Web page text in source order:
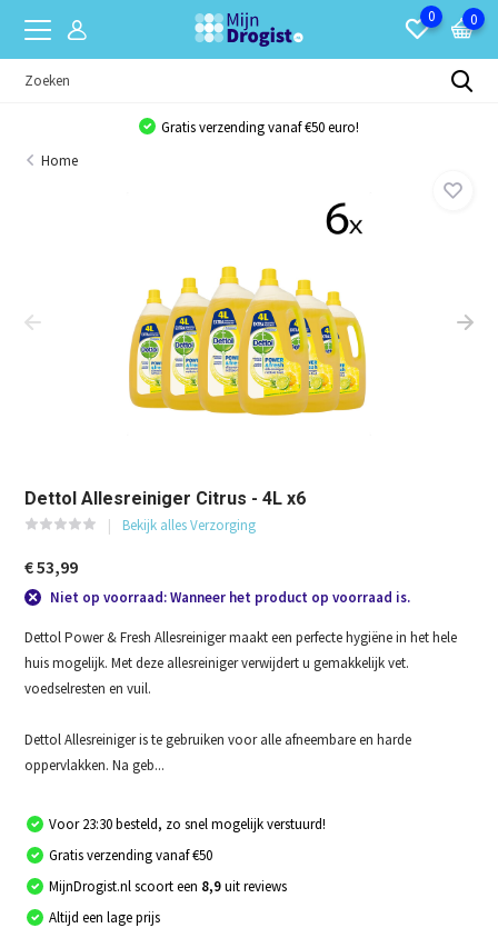
0 0
Gratis verzending vanaf €50 euro!
Home
Dettol Allesreiniger Citrus - 4L x6
Bekijk alles Verzorging
€ 53,99
Niet op voorraad: Wanneer het product op voorraad is.
Dettol Power & Fresh Allesreiniger maakt een perfecte hygiëne in het hele
huis mogelijk. Met deze allesreiniger verwijdert u gemakkelijk vet.
voedselresten en vuil.
Dettol Allesreiniger is te gebruiken voor alle afneembare en harde
oppervlakken. Na geb...
Voor 23:30 besteld, zo snel mogelijk verstuurd!
Gratis verzending vanaf €50
MijnDrogist.nl scoort een 8,9uit reviews
Altijd een lage prijs